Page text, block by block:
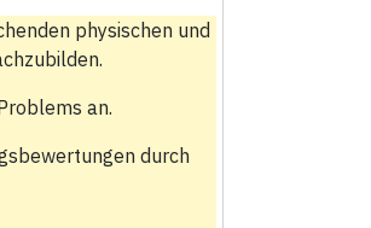
physischen und
an.
durch